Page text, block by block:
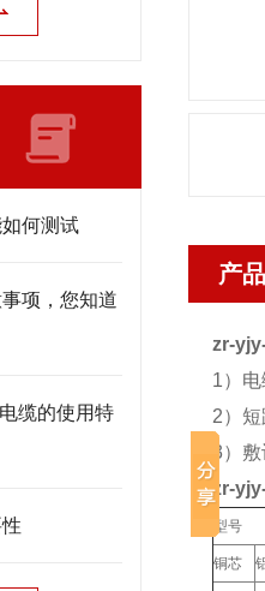
何测试
项，您知道
缆的使用特
产
zr-
1）
2）
3）
zr-
型号
铜芯